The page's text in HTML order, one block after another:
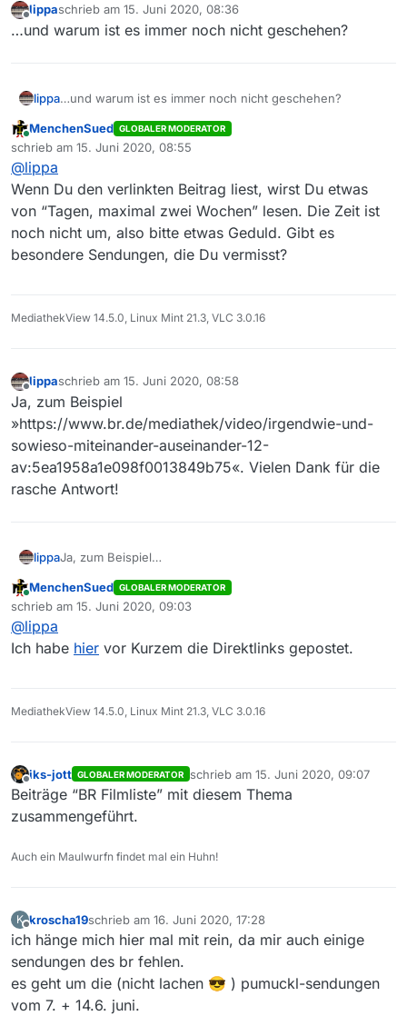
Offline
lippaschrieb am 15. Juni 2020, 08:36
zuletzt editiert von
…und warum ist es immer noch nicht geschehen?
lippa…und warum ist es immer noch nicht geschehen?
Online
MenchenSued GLOBALER MODERATOR
schrieb am 15. Juni 2020, 08:55
zuletzt editiert von
@lippa
Wenn Du den verlinkten Beitrag liest, wirst Du etwas
von “Tagen, maximal zwei Wochen” lesen. Die Zeit ist
noch nicht um, also bitte etwas Geduld. Gibt es
besondere Sendungen, die Du vermisst?
MediathekView 14.5.0, Linux Mint 21.3, VLC 3.0.16
Offline
lippaschrieb am 15. Juni 2020, 08:58
zuletzt editiert von
Ja, zum Beispiel
»https://www.br.de/mediathek/video/irgendwie-und-
sowieso-miteinander-auseinander-12-
av:5ea1958a1e098f0013849b75«. Vielen Dank für die
rasche Antwort!
lippaJa, zum Beispiel
sowieso-miteinander-auseinander-12-
av:5ea1958a1e098f0013849b75«. Vielen Dank für die
Online
MenchenSued GLOBALER MODERATOR
schrieb am 15. Juni 2020, 09:03
zuletzt editiert von
@lippa
Ich habe hier vor Kurzem die Direktlinks gepostet.
MediathekView 14.5.0, Linux Mint 21.3, VLC 3.0.16
Offline
iks-jott GLOBALER MODERATOR schrieb am 15. Juni 2020, 09:07
zuletzt editiert von
Beiträge “BR Filmliste” mit diesem Thema
zusammengeführt.
Auch ein Maulwurfn findet mal ein Huhn!
K
Offline
kroscha19schrieb am 16. Juni 2020, 17:28
zuletzt editiert von
ich hänge mich hier mal mit rein, da mir auch einige
sendungen des br fehlen.
es geht um die (nicht lachen 😎 ) pumuckl-sendungen
vom 7. + 14.6. juni.